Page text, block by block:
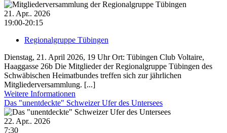
21. Apr.. 2026
19:00-20:15
Regionalgruppe Tübingen
Dienstag, 21. April 2026, 19 Uhr Ort: Tübingen Club Voltaire,
Haaggasse 26b Die Mitglieder der Regionalgruppe Tübingen des
Schwäbischen Heimatbundes treffen sich zur jährlichen
Mitgliederversammlung. [...]
Weitere Informationen
Das "unentdeckte" Schweizer Ufer des Untersees
22. Apr.. 2026
7:30